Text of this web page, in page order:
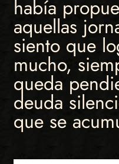
había
aquellas
siento que
mucho,
queda
deuda
que se